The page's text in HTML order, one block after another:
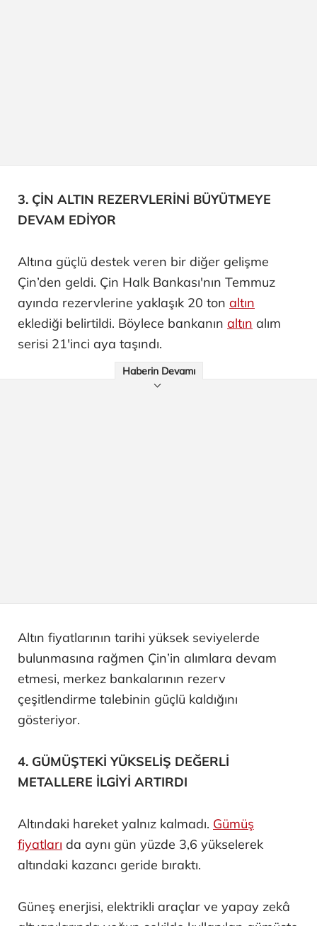
3. ÇİN ALTIN REZERVLERİNİ BÜYÜTMEYE
DEVAM EDİYOR
Altına güçlü destek veren bir diğer gelişme
Çin’den geldi. Çin Halk Bankası'nın Temmuz
ayında rezervlerine yaklaşık 20 ton altın
eklediği belirtildi. Böylece bankanın altın alım
serisi 21'inci aya taşındı.
Haberin Devamı
Altın fiyatlarının tarihi yüksek seviyelerde
bulunmasına rağmen Çin’in alımlara devam
etmesi, merkez bankalarının rezerv
çeşitlendirme talebinin güçlü kaldığını
gösteriyor.
4. GÜMÜŞTEKİ YÜKSELİŞ DEĞERLİ
METALLERE İLGİYİ ARTIRDI
Altındaki hareket yalnız kalmadı. Gümüş
fiyatları da aynı gün yüzde 3,6 yükselerek
altındaki kazancı geride bıraktı.
Güneş enerjisi, elektrikli araçlar ve yapay zekâ